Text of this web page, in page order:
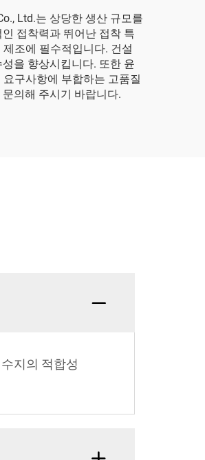
Ltd.는 상당한 생산 규모를
접착력과 뛰어난 접착 특
조에 필수적입니다. 건설
을 향상시킵니다. 또한 윤
구사항에 부합하는 고품질
의해 주시기 바랍니다.
지의 적합성